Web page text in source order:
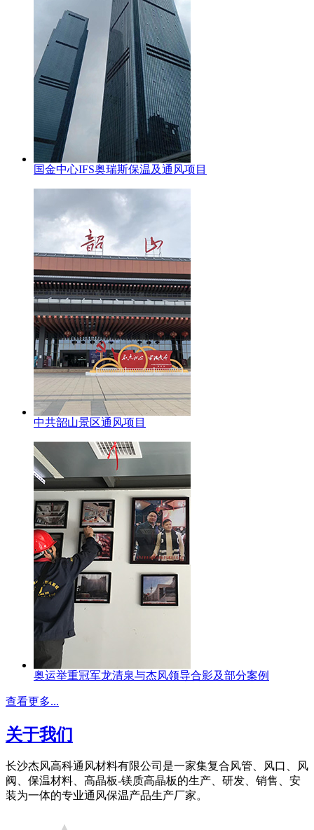
国金中心IFS奥瑞斯保温及通风项目
中共韶山景区通风项目
奥运举重冠军龙清泉与杰风领导合影及部分案例
查看更多...
关于我们
长沙杰风高科通风材料有限公司是一家集复合风管、风口、风
阀、保温材料、高晶板-镁质高晶板的生产、研发、销售、安
装为一体的专业通风保温产品生产厂家。